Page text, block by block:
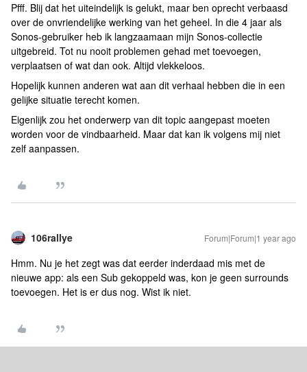
Pfff. Blij dat het uiteindelijk is gelukt, maar ben oprecht verbaasd
over de onvriendelijke werking van het geheel. In die 4 jaar als
Sonos-gebruiker heb ik langzaamaan mijn Sonos-collectie
uitgebreid. Tot nu nooit problemen gehad met toevoegen,
verplaatsen of wat dan ook. Altijd vlekkeloos.
Hopelijk kunnen anderen wat aan dit verhaal hebben die in een
gelijke situatie terecht komen.
Eigenlijk zou het onderwerp van dit topic aangepast moeten
worden voor de vindbaarheid. Maar dat kan ik volgens mij niet
zelf aanpassen.
106rallye Forum|Forum|1 year ago
Hmm. Nu je het zegt was dat eerder inderdaad mis met de
nieuwe app: als een Sub gekoppeld was, kon je geen surrounds
toevoegen. Het is er dus nog. Wist ik niet.